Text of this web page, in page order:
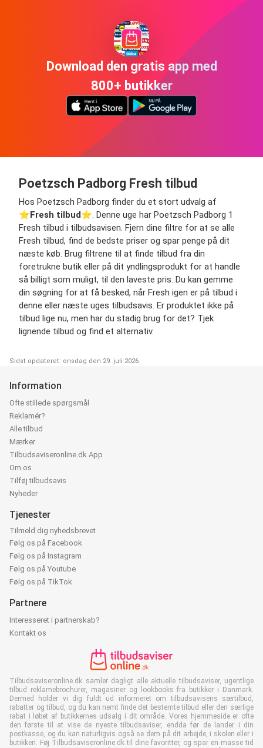
Download den gratis app med
800+ butikker
Poetzsch Padborg Fresh tilbud
Hos Poetzsch Padborg finder du et stort udvalg af
⭐️Fresh tilbud⭐️. Denne uge har Poetzsch Padborg 1
Fresh tilbud i tilbudsavisen. Fjern dine filtre for at se alle
Fresh tilbud, find de bedste priser og spar penge på dit
næste køb. Brug filtrene til at finde tilbud fra din
foretrukne butik eller på dit yndlingsprodukt for at handle
så billigt som muligt, til den laveste pris. Du kan gemme
din søgning for at få besked, når Fresh igen er på tilbud i
denne eller næste uges tilbudsavis. Er produktet ikke på
tilbud lige nu, men har du stadig brug for det? Tjek
lignende tilbud og find et alternativ.
Sidst opdateret: onsdag den 29. juli 2026
Information
Ofte stillede spørgsmål
Reklamér?
Alle tilbud
Mærker
Tilbudsaviseronline.dk App
Om os
Tilføj tilbudsavis
Nyheder
Tjenester
Tilmeld dig nyhedsbrevet
Følg os på Facebook
Følg os på Instagram
Følg os på Youtube
Følg os på TikTok
Partnere
Interesseret i partnerskab?
Kontakt os
Tilbudsaviseronline.dk samler dagligt alle aktuelle tilbudsaviser, ugentlige
tilbud reklamebrochurer, magasiner og lookbooks fra butikker i Danmark.
Dermed holder vi dig fuldt ud informeret om tilbudsavisens særtilbud,
rabatter og tilbud, og du kan nemt finde det bestemte tilbud eller den særlige
rabat i løbet af butikkernes udsalg i dit område. Vores hjemmeside er ofte
den første til at vise de nyeste tilbudsaviser, endda før de lander i din
postkasse, og du kan naturligvis også se dem på dit arbejde, i skolen eller i
butikken. Føj Tilbudsaviseronline.dk til dine favoritter, og spar en masse tid